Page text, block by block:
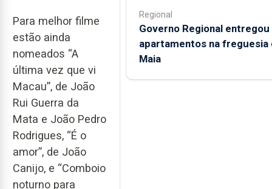
Para melhor filme
estão ainda
nomeados “A
última vez que vi
Macau”, de João
Rui Guerra da
Mata e João Pedro
Rodrigues, “É o
amor”, de João
Canijo, e “Comboio
noturno para
Regional
Governo Regional entregou
apartamentos na freguesia
Maia